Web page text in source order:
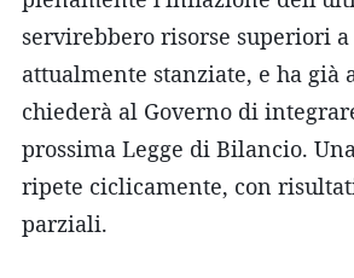
servirebbero risorse superiori
attualmente stanziate, e ha già
chiederà al Governo di
prossima Legge di Bilancio.
ripete ciclicamente, con
parziali.